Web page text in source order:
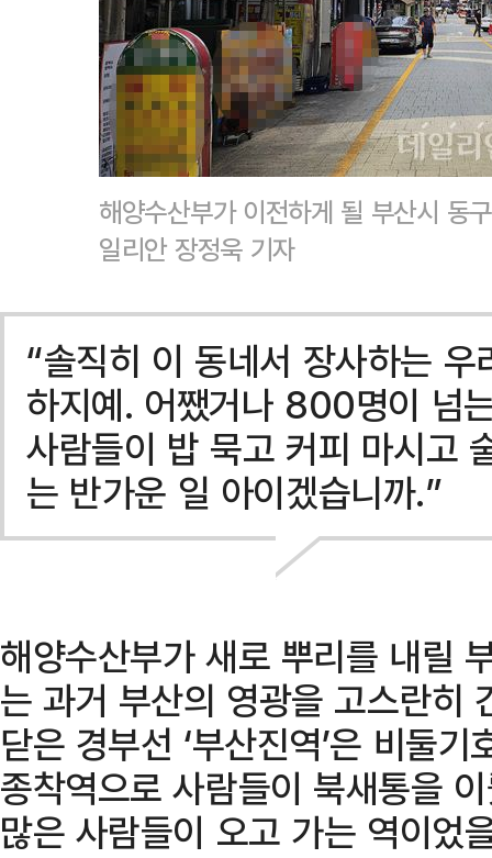
해양수산부가 이전하게 될 부산시
일리안 장정욱 기자
“솔직히 이 동네서 장사하는
하지예. 어쨌거나 800명이 넘
사람들이 밥 묵고 커피 마시고
는 반가운 일 아이겠습니까.”
해양수산부가 새로 뿌리를 내릴
는 과거 부산의 영광을 고스란히
닫은 경부선 ‘부산진역’은 비둘
종착역으로 사람들이 북새통을
많은 사람들이 오고 가는 역이었